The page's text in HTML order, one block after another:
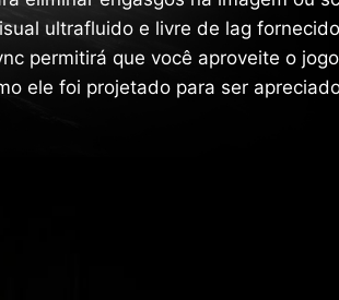
ultrafluido e livre de lag
permitirá que você aproveite o
ele foi projetado para ser